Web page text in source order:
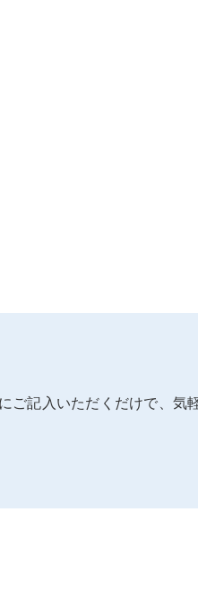
記入いただくだけで、気